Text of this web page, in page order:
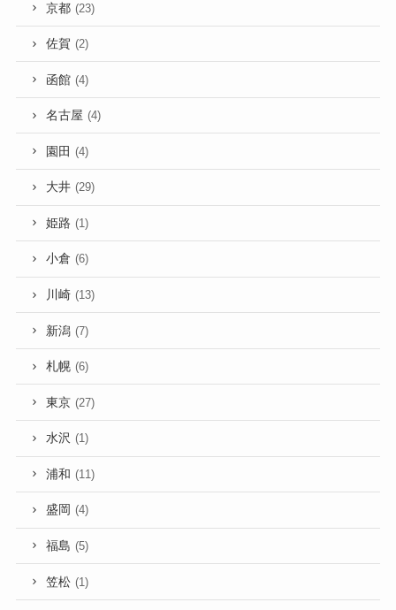
京都 (23)
佐賀 (2)
函館 (4)
名古屋 (4)
園田 (4)
大井 (29)
姫路 (1)
小倉 (6)
川崎 (13)
新潟 (7)
札幌 (6)
東京 (27)
水沢 (1)
浦和 (11)
盛岡 (4)
福島 (5)
笠松 (1)